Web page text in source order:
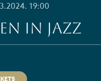
19:00
IN JAZZ